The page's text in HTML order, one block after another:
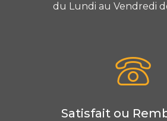
du Lundi au Vendredi
Satisfait ou